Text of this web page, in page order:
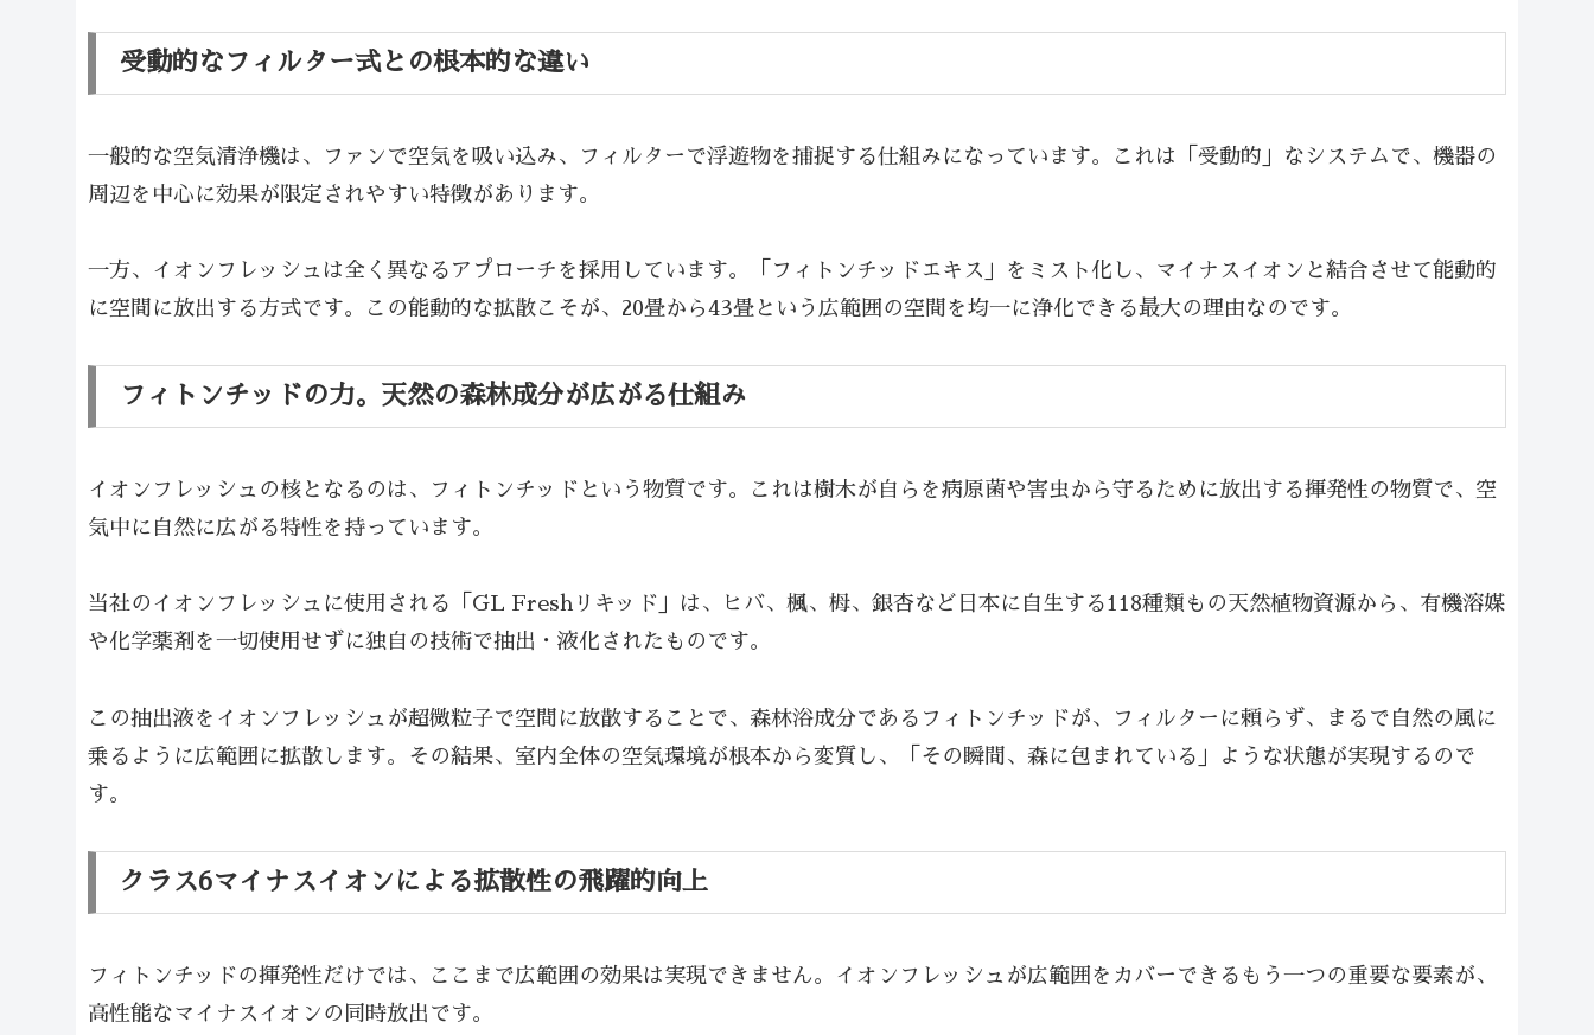
受動的なフィルター式との根本的な違い
一般的な空気清浄機は、ファンで空気を吸い込み、フィルターで浮遊物を捕捉する仕組みになっています。これは「受動的」なシステムで、機器の
周辺を中心に効果が限定されやすい特徴があります。
一方、イオンフレッシュは全く異なるアプローチを採用しています。「フィトンチッドエキス」をミスト化し、マイナスイオンと結合させて能動的
に空間に放出する方式です。この能動的な拡散こそが、20畳から43畳という広範囲の空間を均一に浄化できる最大の理由なのです。
フィトンチッドの力。天然の森林成分が広がる仕組み
イオンフレッシュの核となるのは、フィトンチッドという物質です。これは樹木が自らを病原菌や害虫から守るために放出する揮発性の物質で、空
気中に自然に広がる特性を持っています。
当社のイオンフレッシュに使用される「GL Freshリキッド」は、ヒバ、楓、栂、銀杏など日本に自生する118種類もの天然植物資源から、有機溶媒
や化学薬剤を一切使用せずに独自の技術で抽出・液化されたものです。
この抽出液をイオンフレッシュが超微粒子で空間に放散することで、森林浴成分であるフィトンチッドが、フィルターに頼らず、まるで自然の風に
乗るように広範囲に拡散します。その結果、室内全体の空気環境が根本から変質し、「その瞬間、森に包まれている」ような状態が実現するので
す。
クラス6マイナスイオンによる拡散性の飛躍的向上
フィトンチッドの揮発性だけでは、ここまで広範囲の効果は実現できません。イオンフレッシュが広範囲をカバーできるもう一つの重要な要素が、
高性能なマイナスイオンの同時放出です。